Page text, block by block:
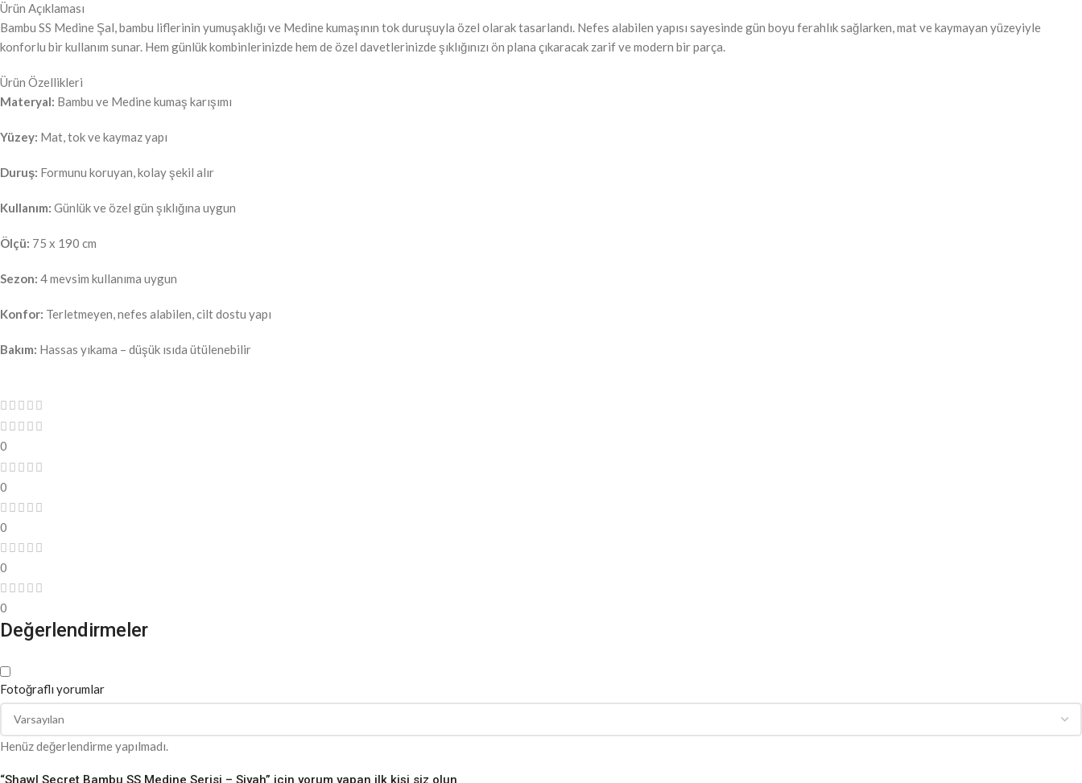
Ürün Açıklaması
Bambu SS Medine Şal, bambu liflerinin yumuşaklığı ve Medine kumaşının tok duruşuyla özel olarak tasarlandı. Nefes alabilen yapısı sayesinde gün boyu ferahlık sağlarken, mat ve kaymayan yüzeyiyle
konforlu bir kullanım sunar. Hem günlük kombinlerinizde hem de özel davetlerinizde şıklığınızı ön plana çıkaracak zarif ve modern bir parça.
Ürün Özellikleri
Materyal: Bambu ve Medine kumaş karışımı
Yüzey: Mat, tok ve kaymaz yapı
Duruş: Formunu koruyan, kolay şekil alır
Kullanım: Günlük ve özel gün şıklığına uygun
Ölçü: 75 x 190 cm
Sezon: 4 mevsim kullanıma uygun
Konfor: Terletmeyen, nefes alabilen, cilt dostu yapı
Bakım: Hassas yıkama – düşük ısıda ütülenebilir
0
0
0
0
0
Değerlendirmeler
Fotoğraflı yorumlar
Henüz değerlendirme yapılmadı.
“Shawl Secret Bambu SS Medine Serisi – Siyah” için yorum yapan ilk kişi siz olun